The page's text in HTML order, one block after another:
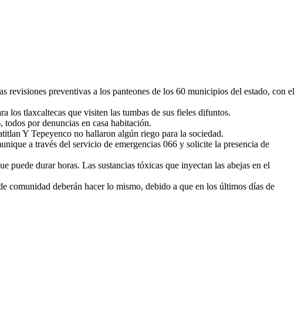
revisiones preventivas a los panteones de los 60 municipios del estado, con el
los tlaxcaltecas que visiten las tumbas de sus fieles difuntos.
por denuncias en casa habitación.
Y Tepeyenco no hallaron algún riego para la sociedad.
a través del servicio de emergencias 066 y solicite la presencia de
puede durar horas. Las sustancias tóxicas que inyectan las abejas en el
comunidad deberán hacer lo mismo, debido a que en los últimos días de